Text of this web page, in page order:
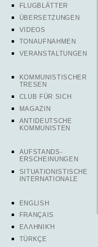
FLUGBLÄTTER
ÜBERSETZUNGEN
VIDEOS
TONAUFNAHMEN
VERANSTALTUNGEN
KOMMUNISTISCHER
TRESEN
CLUB FÜR SICH
MAGAZIN
ANTIDEUTSCHE
KOMMUNISTEN
AUFSTANDS-
ERSCHEINUNGEN
SITUATIONISTISCHE
INTERNATIONALE
ENGLISH
FRANÇAIS
ΕΛΛΗΝΙΚΉ
TÜRKÇE